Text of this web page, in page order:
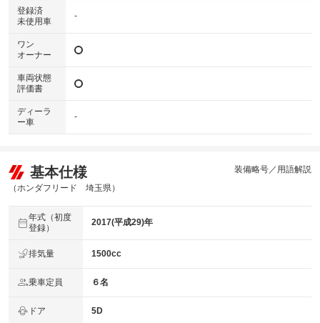
登録済
未使用車
-
ワン
オーナー
車両状態
評価書
ディーラ
ー車
-
基本仕様
（ホンダフリード 埼玉県）
装備略号／用語解説
年式（初度
登録）
2017(平成29)年
排気量 1500cc
乗車定員 ６名
ドア 5D